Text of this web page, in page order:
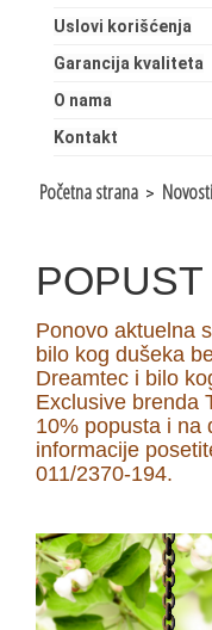
Uslovi korišćenja
Garancija kvaliteta
O nama
Kontakt
Početna strana > Novosti
POPUST
Ponovo aktuelna
bilo kog dušeka
Dreamtec i bilo
Exclusive brenda
10% popusta i na
informacije
011/2370-194.